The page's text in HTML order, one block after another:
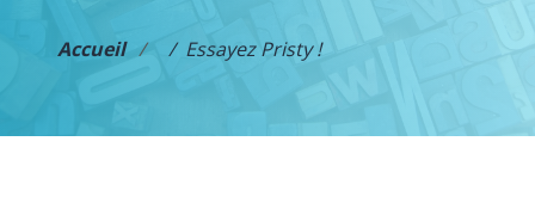
Accueil Essayez Pristy !